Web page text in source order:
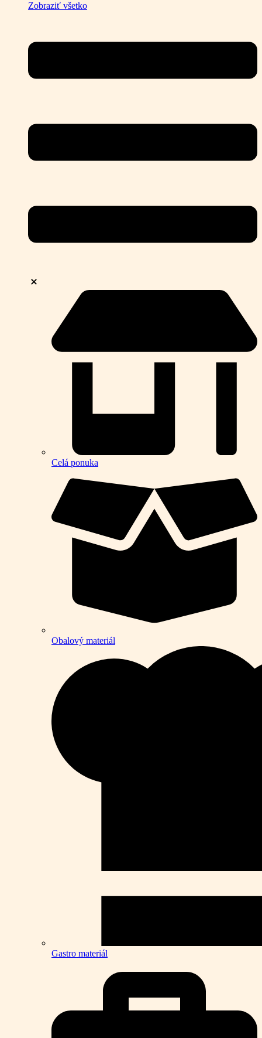
Zobraziť všetko
Celá ponuka
Obalový materiál
Gastro materiál